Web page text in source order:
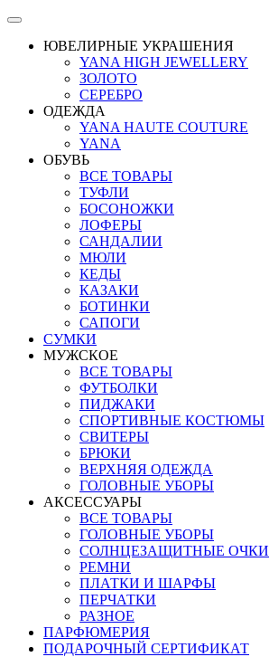
ЮВЕЛИРНЫЕ УКРАШЕНИЯ
YANA HIGH JEWELLERY
ЗОЛОТО
СЕРЕБРО
ОДЕЖДА
YANA HAUTE COUTURE
YANA
ОБУВЬ
ВСЕ ТОВАРЫ
ТУФЛИ
БОСОНОЖКИ
ЛОФЕРЫ
САНДАЛИИ
МЮЛИ
КЕДЫ
КАЗАКИ
БОТИНКИ
САПОГИ
СУМКИ
МУЖСКОЕ
ВСЕ ТОВАРЫ
ФУТБОЛКИ
ПИДЖАКИ
СПОРТИВНЫЕ КОСТЮМЫ
СВИТЕРЫ
БРЮКИ
ВЕРХНЯЯ ОДЕЖДА
ГОЛОВНЫЕ УБОРЫ
АКСЕССУАРЫ
ВСЕ ТОВАРЫ
ГОЛОВНЫЕ УБОРЫ
СОЛНЦЕЗАЩИТНЫЕ ОЧКИ
РЕМНИ
ПЛАТКИ И ШАРФЫ
ПЕРЧАТКИ
РАЗНОЕ
ПАРФЮМЕРИЯ
ПОДАРОЧНЫЙ СЕРТИФИКАТ